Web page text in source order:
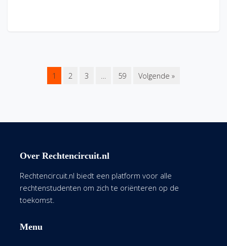
1 2 3 … 59 Volgende »
Over Rechtencircuit.nl
Rechtencircuit.nl biedt een platform voor alle
rechtenstudenten om zich te oriënteren op de
toekomst.
Menu